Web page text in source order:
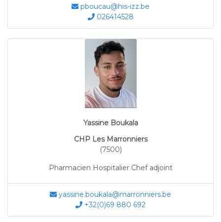
pboucau@his-izz.be
026414528
Yassine Boukala
CHP Les Marronniers
(7500)
Pharmacien Hospitalier Chef adjoint
yassine.boukala@marronniers.be
+32(0)69 880 692